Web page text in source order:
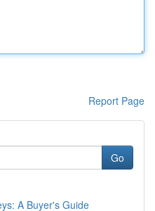
Report Page
Go
A Buyer's Guide